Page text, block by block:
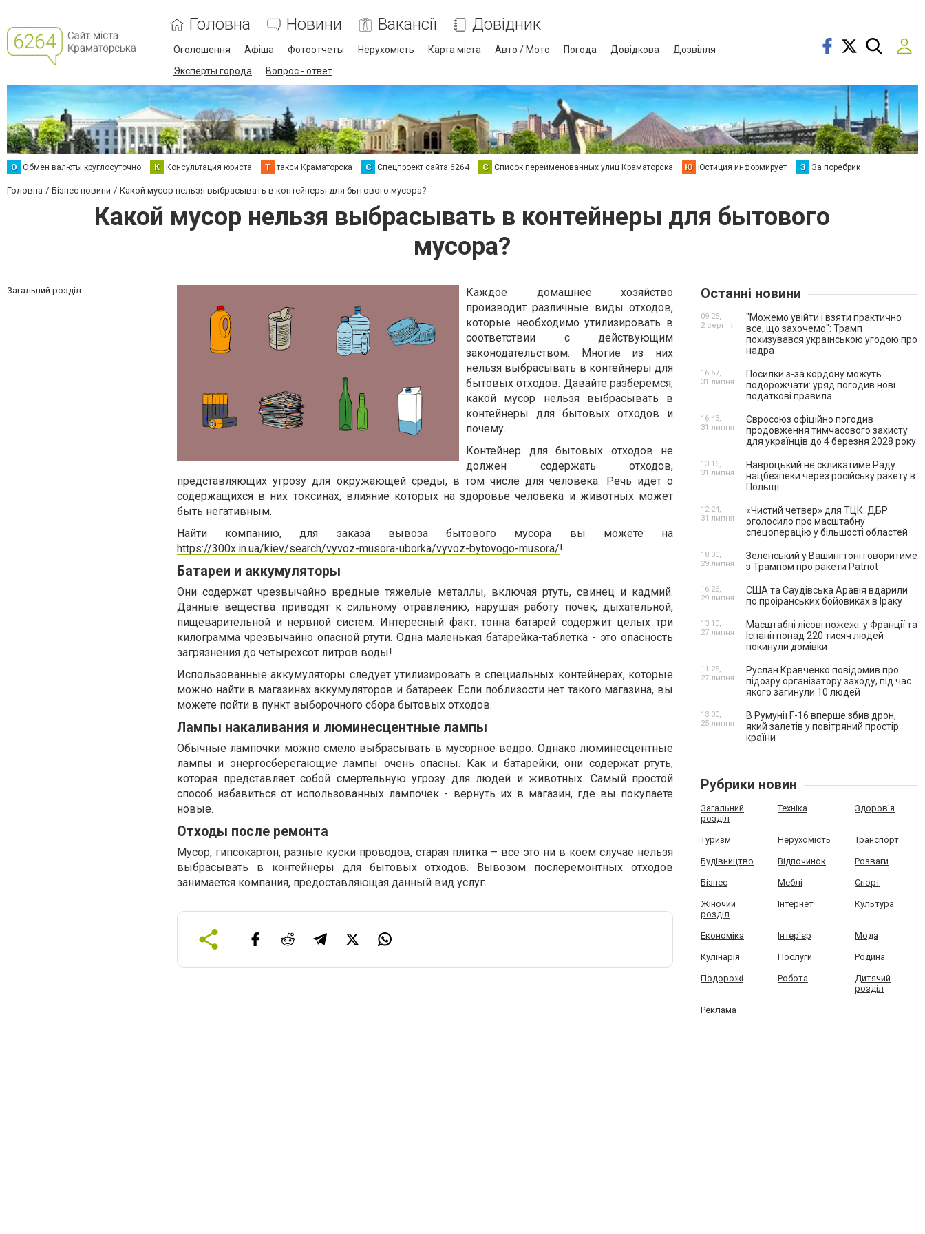
Головна Новини Вакансії Довідник
Оголошення Афіша Фотоотчеты Нерухомість Карта міста Авто / Мото Погода Довідкова
Дозвілля
Эксперты города
Вопрос - ответ
О Обмен валюты круглосуточно К Консультация юриста Т такси Краматорска С Спецпроект сайта 6264 С Список переименованных улиц Краматорска Ю Юстиция информирует З За поребрик
Головна Бізнес новини Какой мусор нельзя выбрасывать в контейнеры для бытового мусора?
Какой мусор нельзя выбрасывать в контейнеры для бытового
мусора?
Загальний розділ
Каждое домашнее хозяйство
производит различные виды отходов,
которые необходимо утилизировать в
соответствии с действующим
законодательством. Многие из них
нельзя выбрасывать в контейнеры для
бытовых отходов. Давайте разберемся,
какой мусор нельзя выбрасывать в
контейнеры для бытовых отходов и
почему.
Контейнер для бытовых отходов не
должен содержать отходов,
представляющих угрозу для окружающей среды, в том числе для человека. Речь идет о
содержащихся в них токсинах, влияние которых на здоровье человека и животных может
быть негативным.
Найти компанию, для заказа вывоза бытового мусора вы можете на
https://300x.in.ua/kiev/search/vyvoz-musora-uborka/vyvoz-bytovogo-musora/!
Батареи и аккумуляторы
Они содержат чрезвычайно вредные тяжелые металлы, включая ртуть, свинец и кадмий.
Данные вещества приводят к сильному отравлению, нарушая работу почек, дыхательной,
пищеварительной и нервной систем. Интересный факт: тонна батарей содержит целых три
килограмма чрезвычайно опасной ртути. Одна маленькая батарейка-таблетка - это опасность
загрязнения до четырехсот литров воды!
Использованные аккумуляторы следует утилизировать в специальных контейнерах, которые
можно найти в магазинах аккумуляторов и батареек. Если поблизости нет такого магазина, вы
можете пойти в пункт выборочного сбора бытовых отходов.
Лампы накаливания и люминесцентные лампы
Обычные лампочки можно смело выбрасывать в мусорное ведро. Однако люминесцентные
лампы и энергосберегающие лампы очень опасны. Как и батарейки, они содержат ртуть,
которая представляет собой смертельную угрозу для людей и животных. Самый простой
способ избавиться от использованных лампочек - вернуть их в магазин, где вы покупаете
новые.
Отходы после ремонта
Мусор, гипсокартон, разные куски проводов, старая плитка – все это ни в коем случае нельзя
выбрасывать в контейнеры для бытовых отходов. Вывозом послеремонтных отходов
занимается компания, предоставляющая данный вид услуг.
Останні новини
"Можемо увійти і взяти практично
все, що захочемо": Трамп
похизувався українською угодою про
надра
09:25,
2 серпня
Посилки з-за кордону можуть
подорожчати: уряд погодив нові
податкові правила
16:57,
31 липня
Євросоюз офіційно погодив
продовження тимчасового захисту
для українців до 4 березня 2028 року
16:43,
31 липня
Навроцький не скликатиме Раду
нацбезпеки через російську ракету в
Польщі
13:16,
31 липня
«Чистий четвер» для ТЦК: ДБР
оголосило про масштабну
спецоперацію у більшості областей
12:24,
31 липня
Зеленський у Вашингтоні говоритиме
з Трампом про ракети Patriot
18:00,
29 липня
США та Саудівська Аравія вдарили
по проіранських бойовиках в Іраку
16:26,
29 липня
Масштабні лісові пожежі: у Франції та
Іспанії понад 220 тисяч людей
покинули домівки
13:10,
27 липня
Руслан Кравченко повідомив про
підозру організатору заходу, під час
якого загинули 10 людей
11:25,
27 липня
В Румунії F-16 вперше збив дрон,
який залетів у повітряний простір
країни
13:00,
25 липня
Рубрики новин
Загальний
розділ
Техніка Здоров'я
Туризм Нерухомість Транспорт
Будівництво Відпочинок Розваги
Бізнес Меблі Спорт
Жіночий
розділ
Інтернет Культура
Економіка Інтер'єр Мода
Кулінарія Послуги Родина
Подорожі Робота
Дитячий
розділ
Реклама